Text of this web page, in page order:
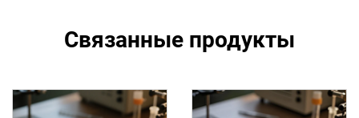
Связанные продукты